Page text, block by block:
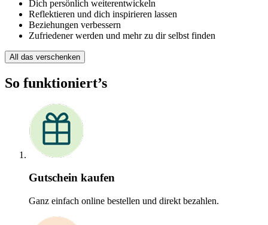
Dich persönlich weiterentwickeln
Reflektieren und dich inspirieren lassen
Beziehungen verbessern
Zufriedener werden und mehr zu dir selbst finden
All das verschenken
So funktioniert’s
Gutschein kaufen
Ganz einfach online bestellen und direkt bezahlen.